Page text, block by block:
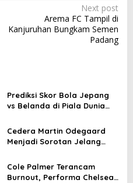
Next post
Arema FC Tampil di
Kanjuruhan Bungkam Semen
Padang
Prediksi Skor Bola Jepang
vs Belanda di Piala Dunia
Cedera Martin Odegaard
Menjadi Sorotan Jelang
Cole Palmer Terancam
Burnout, Performa Chelsea